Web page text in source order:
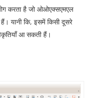
करता है जो ओओएक्सएमएल
यानी कि, इसमें किसी दूसरे
आ सकती हैं।